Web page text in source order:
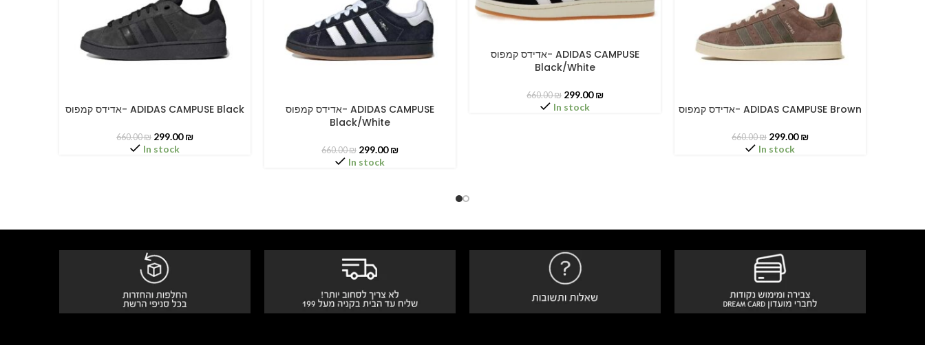
SELECT OPTIONSאדידס קמפוס- ADIDAS CAMPUSE Black
660.00₪ 299.00₪
In stock
SELECT OPTIONS
אדידס קמפוס- ADIDAS CAMPUSE
Black/White
660.00₪ 299.00₪
In stock
SELECT OPTIONS
אדידס קמפוס- ADIDAS CAMPUSE
Black/White
660.00₪ 299.00₪
In stock
SELECT OPTIONSאדידס קמפוס- ADIDAS CAMPUSE Brown
660.00₪ 299.00₪
In stock